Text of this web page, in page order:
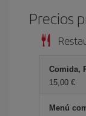
Precios
Comida,
15,00 €
Menú